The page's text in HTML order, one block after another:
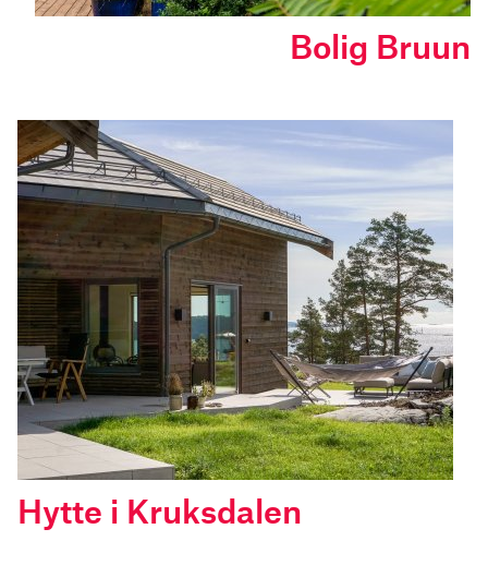
Bolig Bruun
Hytte i Kruksdalen